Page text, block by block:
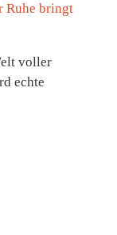
Ruhe bringt
voller
echte